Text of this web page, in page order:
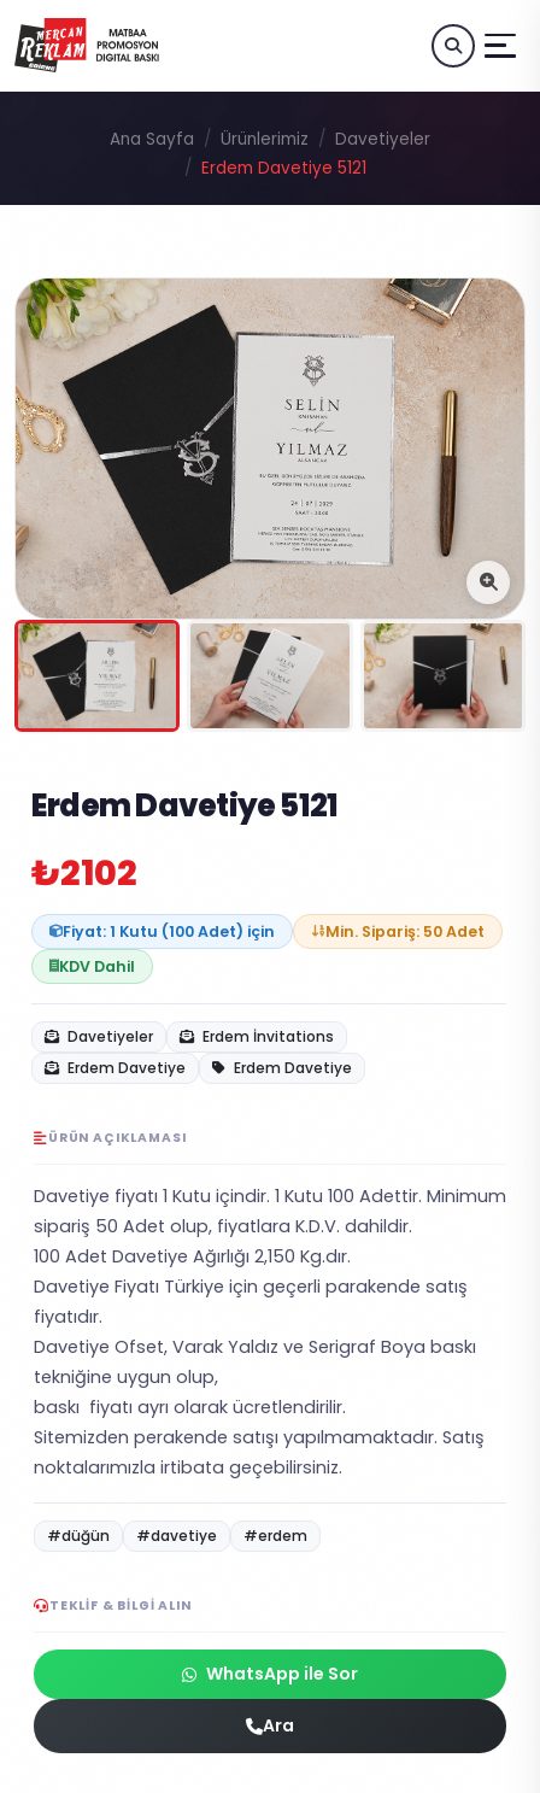
Ana Sayfa Ürünlerimiz
Davetiyeler
Erdem Davetiye 5121
Erdem Davetiye 5121
₺2102
Fiyat: 1 Kutu (100 Adet) için
Min. Sipariş: 50 Adet
KDV Dahil
Davetiyeler
Erdem İnvitations
Erdem Davetiye
Erdem Davetiye
ÜRÜN AÇIKLAMASI
Davetiye fiyatı 1 Kutu içindir. 1 Kutu 100 Adettir. Minimum
sipariş 50 Adet olup, fiyatlara K.D.V. dahildir.
100 Adet Davetiye Ağırlığı 2,150 Kg.dır.
Davetiye Fiyatı Türkiye için geçerli parakende satış
fiyatıdır.
Davetiye Ofset, Varak Yaldız ve Serigraf Boya baskı
tekniğine uygun olup,
baskı fiyatı ayrı olarak ücretlendirilir.
Sitemizden perakende satışı yapılmamaktadır. Satış
noktalarımızla irtibata geçebilirsiniz.
#düğün #davetiye #erdem
TEKLIF & BILGI ALIN
WhatsApp ile Sor
Ara